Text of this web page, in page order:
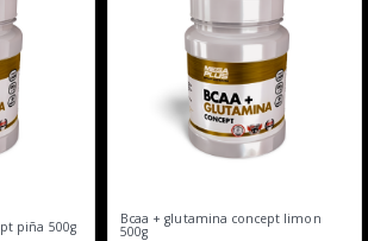
piña 500g Bcaa + glutamina concept limon
500g